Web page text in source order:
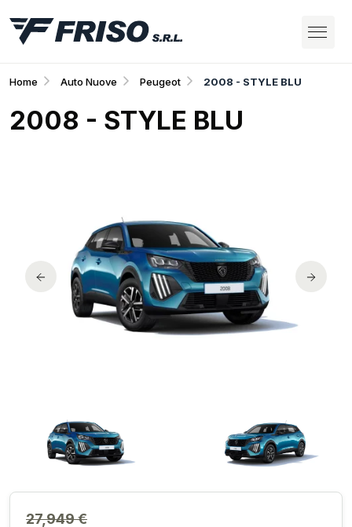
Home Auto Nuove Peugeot 2008 - STYLE BLU
2008 - STYLE BLU
27,949 €